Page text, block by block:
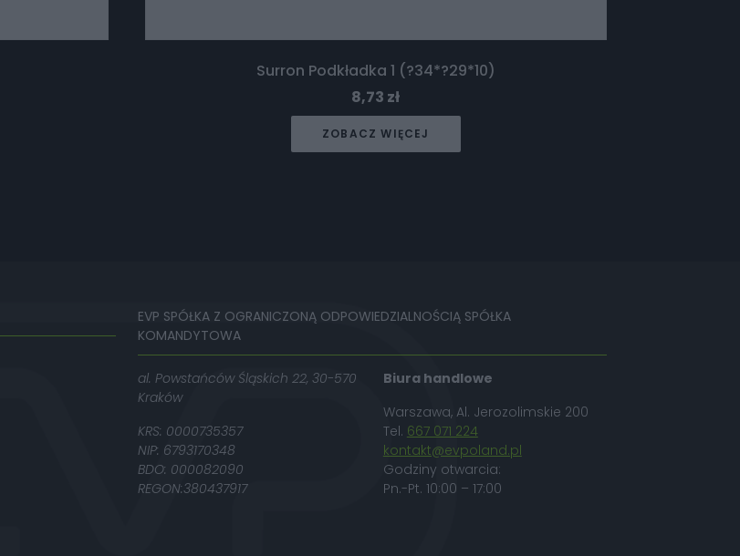
Surron Podkładka 1 (?34*?29*10)
8,73 zł
ZOBACZ WIĘCEJ
EVP SPÓŁKA Z OGRANICZONĄ ODPOWIEDZIALNOŚCIĄ SPÓŁKA
KOMANDYTOWA
al. Powstańców Śląskich 22, 30-570
Kraków
KRS: 0000735357
NIP: 6793170348
BDO: 000082090
REGON:380437917
Biura handlowe
Warszawa, Al. Jerozolimskie 200
Tel. 667 071 224
kontakt@evpoland.pl
Godziny otwarcia:
Pn.-Pt. 10:00 – 17:00